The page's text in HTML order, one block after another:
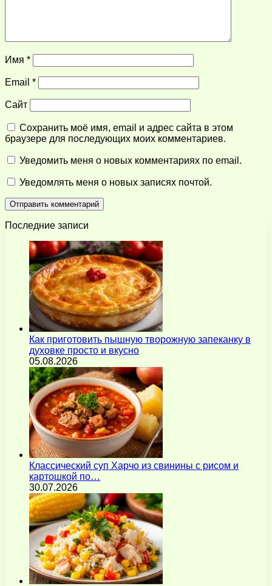
Имя *
Email *
Сайт
Сохранить моё имя, email и адрес сайта в этом
браузере для последующих моих комментариев.
Уведомить меня о новых комментариях по email.
Уведомлять меня о новых записях почтой.
Последние записи
Как приготовить пышную творожную запеканку в
духовке просто и вкусно
05.08.2026
Классический суп Харчо из свинины с рисом и
картошкой по…
30.07.2026